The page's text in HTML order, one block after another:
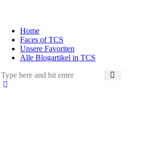
Home
Faces of TCS
Unsere Favoriten
Alle Blogartikel in TCS